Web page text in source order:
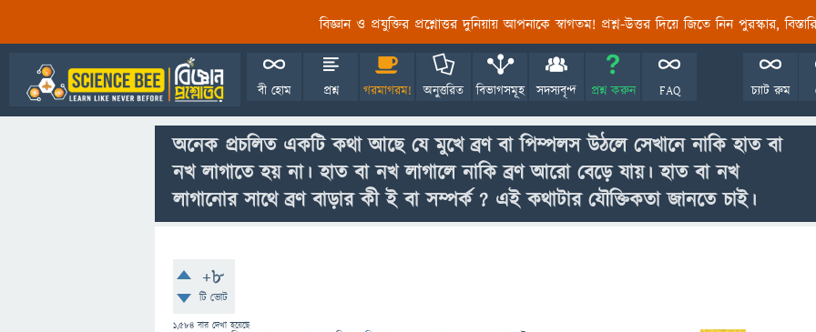
বিজ্ঞান ও প্রযুক্তির প্রশ্নোত্তর দুনিয়ায় আপনাকে স্বাগতম! প্রশ্ন-উত্তর দিয়ে জিতে নিন পুরস্কার,
বী হোম প্রশ্ন গরমাগরম! অনুত্তরিত বিভাগসমূহ সদস্যবৃন্দ প্রশ্ন করুন FAQ চ্যাট রুম
অনেক প্রচলিত একটি কথা আছে যে মুখে ব্রণ বা পিম্পলস উঠলে সেখানে নাকি হাত বা
নখ লাগাতে হয় না। হাত বা নখ লাগালে নাকি ব্রণ আরো বেড়ে যায়। হাত বা নখ
লাগানোর সাথে ব্রণ বাড়ার কী ই বা সম্পর্ক ? এই কথাটার যৌক্তিকতা জানতে চাই।
+8
টি ভোট
1,584 বার দেখা হয়েছে